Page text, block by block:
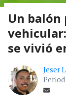
Un balón
se vivió
Jeser